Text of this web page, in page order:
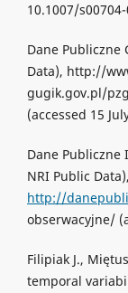
10.1007/
Dane Publiczne
Data), http://
gugik.gov.pl/
(accessed 15
Dane Publiczne
NRI Public Data),
http://
obserwacyjne/
Filipiak J.,
temporal